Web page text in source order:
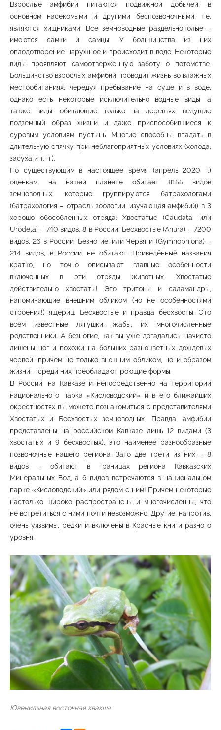
Взрослые амфибии питаются подвижной добычей, в
основном насекомыми и другими беспозвоночными, т.е.
являются хищниками. Все земноводные раздельнополые –
имеются самки и самцы. У большинства из них
оплодотворение наружное и происходит в воде. Некоторые
виды проявляют самоотверженную заботу о потомстве.
Большинство взрослых амфибий проводит жизнь во влажных
местообитаниях, чередуя пребывание на суше и в воде,
однако есть некоторые исключительно водные виды, а
также виды, обитающие только на деревьях, ведущие
подземный образ жизни и даже приспособившиеся к
суровым условиям пустынь. Многие способны впадать в
длительную спячку при неблагоприятных условиях (холода,
засуха и т. п.).
По существующим в настоящее время (апрель 2020 г.)
оценкам, на нашей планете обитает 8155 видов
земноводных, которые группируются батрахологами
(батрахология – отрасль зоологии, изучающая амфибий) в 3
хорошо обособленных отряда: Хвостатые (Caudata, или
Urodela) – 740 видов, 8 в России; Бесхвостые (Anura) – 7200
видов, 26 в России; Безногие, или Червяги (Gymnophiona) –
214 видов, в России не обитают. Приведённыё названия
кратко, но точно описывают главные особенности
включенных в эти отряды животных. Хвостатые
действительно хвостаты! Это тритоны и саламандры,
напоминающие внешним обликом (но не особенностями
строения!) ящериц. Бесхвостые и правда бесхвосты. Это
всем известные лягушки, жабы, их многочисленные
родственники. А безногие, как вы уже догадались, начисто
лишены ног и похожи на больших разноцветных дождевых
червей, причем не только внешним обликом, но и образом
жизни – среди них преобладают роющие формы.
В России, на Кавказе и непосредственно на территории
национального парка «Кисловодский» и в его ближайших
окрестностях вы можете познакомиться с представителями
Хвостатых и Бесхвостых земноводных. Правда, амфибии
представлены на российском Кавказе лишь 12 видами (3
хвостатых и 9 бесхвостых), это наименее разнообразные
позвоночные нашего региона. Зато две трети из них – 8
видов – обитают в границах региона Кавказских
Минеральных Вод, а 6 видов встречаются в национальном
парке «Кисловодский» или рядом с ним! Причем некоторые
настолько широко распространены и многочисленны, что
не встретиться с ними почти невозможно. Другие, напротив,
очень уязвимы, редки и включены в Красные книги разного
уровня.
Ювенильная восточная квакша